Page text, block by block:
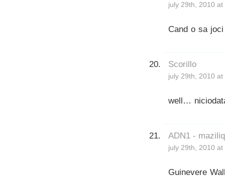
july 29th, 2010
Cand o sa
Scorillo
july 29th, 2010
well…
ADN1 -
july 29th, 2010
Guinevere